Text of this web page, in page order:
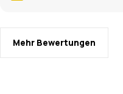
Mehr Bewertungen